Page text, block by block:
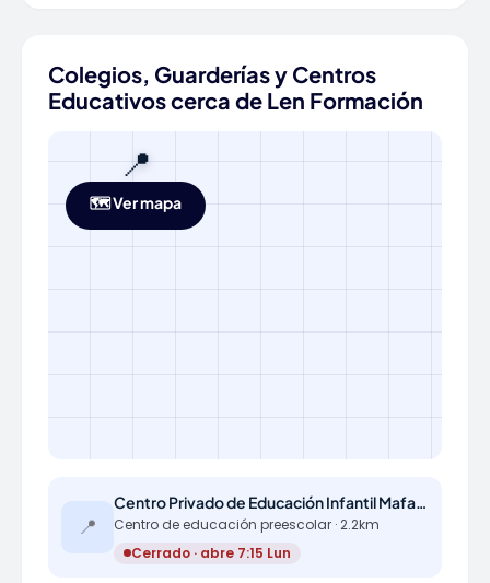
Colegios, Guarderías y Centros
Educativos cerca de Len Formación
📍
🗺️ Ver mapa
📍
Centro Privado de Educación Infantil Mafalda Las Viñas
Centro de educación preescolar · 2.2km
Cerrado · abre 7:15 Lun